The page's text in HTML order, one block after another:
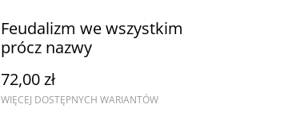
Feudalizm we wszystkim
prócz nazwy
72,00 zł
WIĘCEJ DOSTĘPNYCH WARIANTÓW